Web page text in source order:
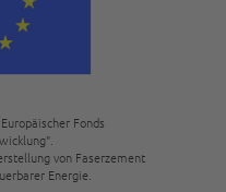
Fonds
von Faserzement
Energie.